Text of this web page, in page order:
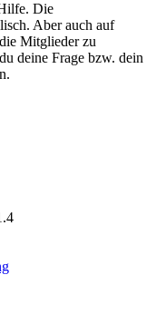
Die
Aber auch auf
Mitglieder zu
deine Frage bzw. dein